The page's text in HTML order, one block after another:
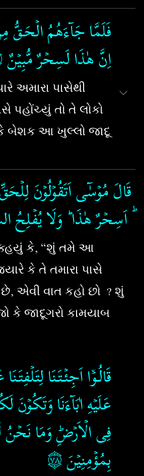
فَلَمَّا جَآءَهُمُ الۡحَـقُّ
اِنَّ هٰذَا لَسِحۡرٌ مُّبِيۡنٌ‏
અમારા પાસેથી
પહોંચ્યું તો તે લોકો
બેશક આ ખુલ્લો જાદૂ
قَالَ مُوۡسٰٓى اَتَقُوۡلُوۡنَ
اَسِحۡرٌ هٰذَا ؕ وَلَا يُفۡلِحُ
કે, “શું તમે આ
કે તે તમારા પાસે
એવી વાત કહો છો ? શું
કે જાદૂગરો કામયાબ
قَالُـوۡۤا اَجِئۡتَـنَا
عَلَيۡهِ اٰبَآءَنَا وَتَكُوۡنَ
فِى الۡاَرۡضِؕ وَمَا نَحۡنُ
بِمُؤۡمِنِيۡنَ‏۝٧٨